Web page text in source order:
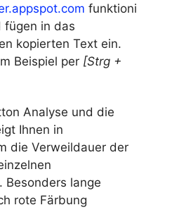
funktioni
fügen in das
kopierten Text ein.
Beispiel per [Strg +
Analyse und die
Ihnen in
die Verweildauer der
Besonders lange
rote Färbung